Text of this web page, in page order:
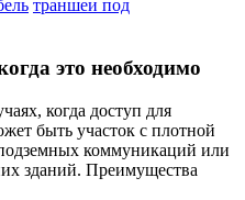
траншеи под
это необходимо
когда доступ для
быть участок с плотной
коммуникаций или
зданий. Преимущества